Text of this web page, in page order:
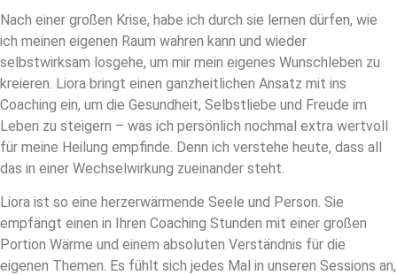
Nach einer großen Krise, habe ich durch sie lernen dürfen, wie
ich meinen eigenen Raum wahren kann und wieder
selbstwirksam losgehe, um mir mein eigenes Wunschleben zu
kreieren. Liora bringt einen ganzheitlichen Ansatz mit ins
Coaching ein, um die Gesundheit, Selbstliebe und Freude im
Leben zu steigern – was ich persönlich nochmal extra wertvoll
für meine Heilung empfinde. Denn ich verstehe heute, dass all
das in einer Wechselwirkung zueinander steht.
Liora ist so eine herzerwärmende Seele und Person. Sie
empfängt einen in Ihren Coaching Stunden mit einer großen
Portion Wärme und einem absoluten Verständnis für die
eigenen Themen. Es fühlt sich jedes Mal in unseren Sessions an,